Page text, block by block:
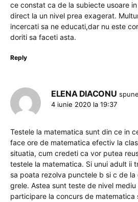
ce constat ca de la subiecte usoare
direct la un nivel prea exagerat.
incercati sa ne educati,dar nu este
doriti sa faceti asta.
Reply
ELENA DIACONU
4 iunie 2020 la 19:37
Testele la matematica sunt din ce in
face ore de matematica efectiv la
situatia, cum credeti ca vor putea
testele la matematica. Si unui adult ii
sa poata rezolva punctele b si c de
grele. Astea sunt teste de nivel
participare la concurs de matematica